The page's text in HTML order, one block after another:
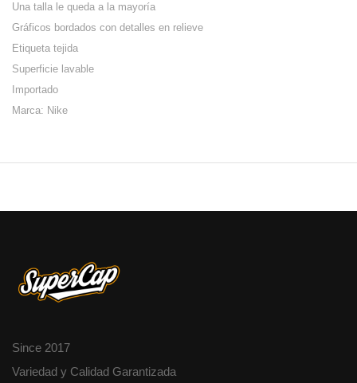
Una talla le queda a la mayoría
Gráficos bordados con detalles en relieve
Etiqueta tejida
Superficie lavable
Importado
Marca: Nike
Since 2017
Variedad y Calidad Garantizada